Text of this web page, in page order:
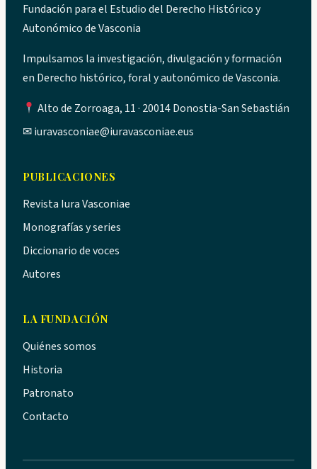
Fundación para el Estudio del Derecho Histórico y
Autonómico de Vasconia
Impulsamos la investigación, divulgación y formación
en Derecho histórico, foral y autonómico de Vasconia.
Alto de Zorroaga, 11 · 20014 Donostia-San Sebastián
✉iuravasconiae@iuravasconiae.eus
PUBLICACIONES
Revista Iura Vasconiae
Monografías y series
Diccionario de voces
Autores
LA FUNDACIÓN
Quiénes somos
Historia
Patronato
Contacto